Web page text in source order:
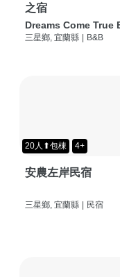
之宿
Dreams Come True
三星鄉, 宜蘭縣 | B&B
20人⬆包棟 4+
安農左岸民宿
三星鄉, 宜蘭縣 | 民宿